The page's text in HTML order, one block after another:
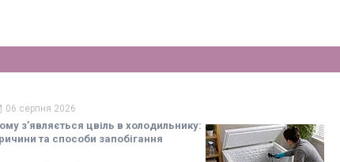
06 серпня 2026
з’являється цвіль в холодильнику:
та способи запобігання